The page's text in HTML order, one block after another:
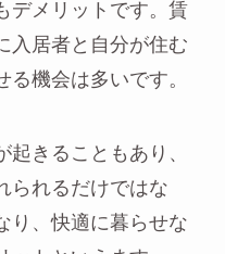
デメリットです。賃
入居者と自分が住む
る機会は多いです。
起きることもあり、
られるだけではな
り、快適に暮らせな